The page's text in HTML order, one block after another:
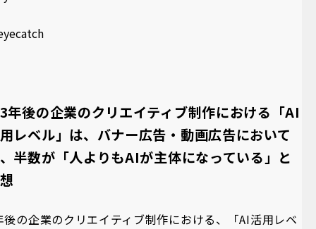
後の企業のクリエイティブ制作における「AI
レベル」は、バナー広告・動画広告において
半数が「人よりもAIが主体になっている」と
後の企業のクリエイティブ制作における、「AI活用レベ